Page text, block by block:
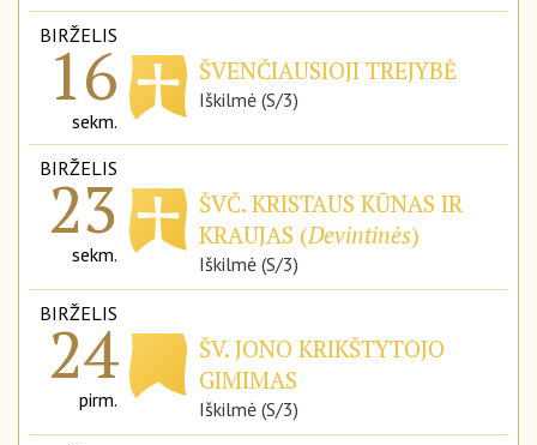
BIRŽELIS
16
sekm.
ŠVENČIAUSIOJI TREJYBĖ
Iškilmė (S/3)
BIRŽELIS
23
sekm.
ŠVČ. KRISTAUS KŪNAS IR
KRAUJAS (Devintinės)
Iškilmė (S/3)
BIRŽELIS
24
pirm.
ŠV. JONO KRIKŠTYTOJO
GIMIMAS
Iškilmė (S/3)